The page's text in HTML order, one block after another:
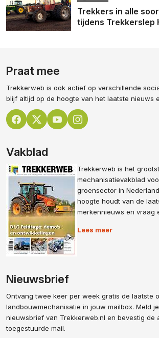
Trekkers in alle
tijdens Trekkerslep
Praat mee
Trekkerweb is ook actief op verschillende
blijf altijd op de hoogte van het laatste nieuws
Vakblad
Trekkerweb is het
mechanisatievakblad
groensector in
hoogte houdt van de
merkennieuws en vraag
Lees meer
Nieuwsbrief
Ontvang twee keer per week gratis de laatste
landbouwmechanisatie in jouw mailbox. Meld
nieuwsbrief van Trekkerweb.nl en bevestig de
toegestuurde mail.